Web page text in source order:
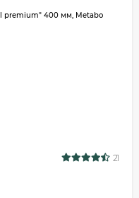
premium" 400 мм, Metabo
21